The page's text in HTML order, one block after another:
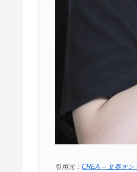
引用元：CREA – 文春オン